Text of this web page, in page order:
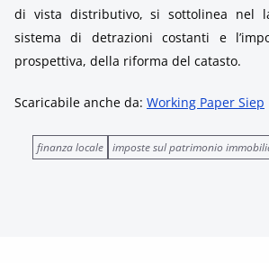
di vista distributivo, si sottolinea nel
sistema di detrazioni costanti e
prospettiva, della riforma del catasto.
Scaricabile anche da: Working Paper Siep
finanza locale imposte sul patrimonio